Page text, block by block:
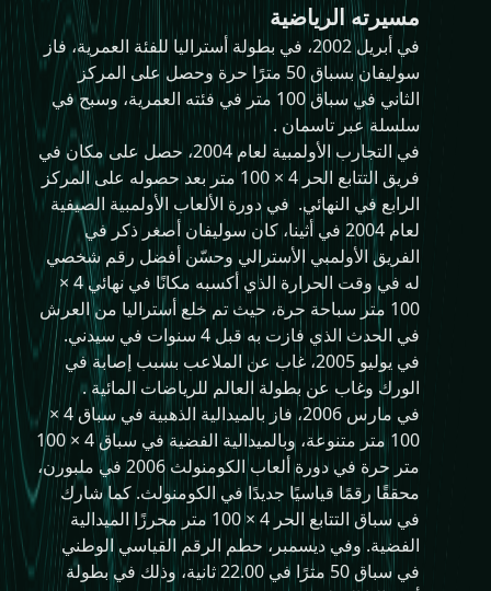
مسيرته الرياضية
في أبريل 2002، في بطولة أستراليا للفئة العمرية، فاز
سوليفان بسباق 50 مترًا حرة وحصل على المركز
الثاني في سباق 100 متر في فئته العمرية، وسبح في
سلسلة عبر تاسمان .
في التجارب الأولمبية لعام 2004، حصل على مكان في
فريق التتابع الحر 4 × 100 متر بعد حصوله على المركز
الرابع في النهائي. في دورة الألعاب الأولمبية الصيفية
لعام 2004 في أثينا، كان سوليفان أصغر ذكر في
الفريق الأولمبي الأسترالي وحسّن أفضل رقم شخصي
له في وقت الحرارة الذي أكسبه مكانًا في نهائي 4 ×
100 متر سباحة حرة، حيث تم خلع أستراليا من العرش
في الحدث الذي فازت به قبل 4 سنوات في سيدني.
في يوليو 2005، غاب عن الملاعب بسبب إصابة في
الورك وغاب عن بطولة العالم للرياضات المائية .
في مارس 2006، فاز بالميدالية الذهبية في سباق 4 ×
100 متر متنوعة، وبالميدالية الفضية في سباق 4 × 100
متر حرة في دورة ألعاب الكومنولث 2006 في ملبورن،
محققًا رقمًا قياسيًا جديدًا في الكومنولث. كما شارك
في سباق التتابع الحر 4 × 100 متر محرزًا الميدالية
الفضية. وفي ديسمبر، حطم الرقم القياسي الوطني
في سباق 50 مترًا في 22.00 ثانية، وذلك في بطولة